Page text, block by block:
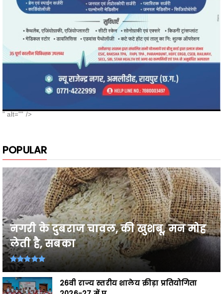
POPULAR
नगरी के दुबराज चावल, की खुशबू, मन मोह
लेती है, सबका
26वी राज्य स्तरीय शालेय क्रीड़ा प्रतियोगिता
2026-27 में प्...